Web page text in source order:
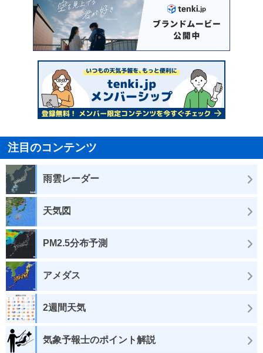
注目のコンテンツ
雨雲レーダー
天気図
PM2.5分布予測
アメダス
2週間天気
気象予報士のポイント解説